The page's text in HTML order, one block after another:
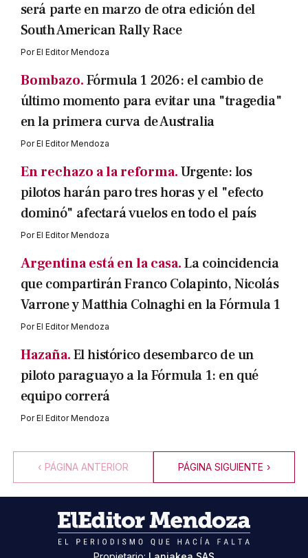
será parte en marzo de otra edición del
South American Rally Race
PorEl Editor Mendoza
Bombazo.Fórmula 1 2026: el cambio de
último momento para evitar una "tragedia"
en la primera curva de Australia
PorEl Editor Mendoza
En rechazo a la reforma.Urgente: los
pilotos harán paro tres horas y el "efecto
dominó" afectará vuelos en todo el país
PorEl Editor Mendoza
Argentina está en la casa.La coincidencia
que compartirán Franco Colapinto, Nicolás
Varrone y Matthia Colnaghi en la Fórmula 1
PorEl Editor Mendoza
Hazaña.El histórico desembarco de un
piloto paraguayo a la Fórmula 1: en qué
equipo correrá
PorEl Editor Mendoza
‹ PÁGINA ANTERIOR PÁGINA SIGUIENTE ›